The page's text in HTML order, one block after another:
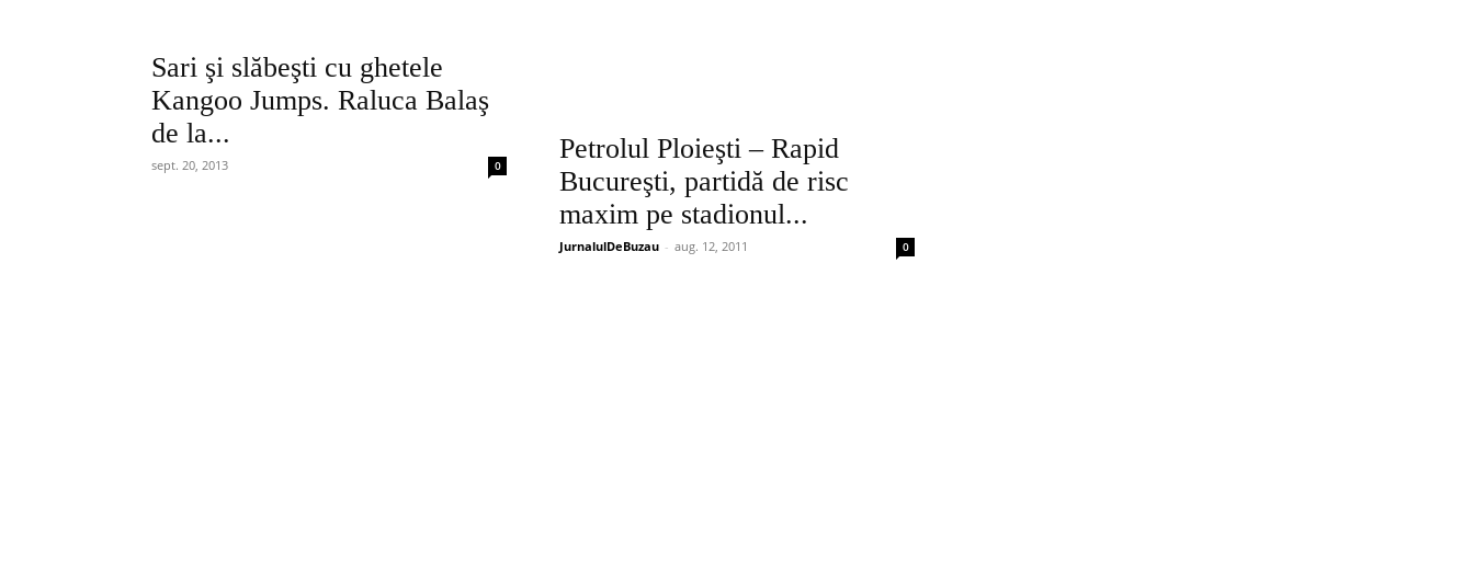
Sari şi slăbeşti cu ghetele
Kangoo Jumps. Raluca Balaş
de la...
sept. 20, 2013 0
Petrolul Ploieşti – Rapid
Bucureşti, partidă de risc
maxim pe stadionul...
JurnalulDeBuzau - aug. 12, 2011 0